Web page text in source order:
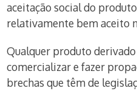
aceitação social do
relativamente bem aceito
Qualquer produto
comercializar e fazer
brechas que têm de